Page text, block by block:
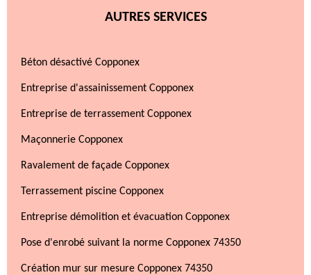
AUTRES SERVICES
Béton désactivé Copponex
Entreprise d'assainissement Copponex
Entreprise de terrassement Copponex
Maçonnerie Copponex
Ravalement de façade Copponex
Terrassement piscine Copponex
Entreprise démolition et évacuation Copponex
Pose d'enrobé suivant la norme Copponex 74350
Création mur sur mesure Copponex 74350